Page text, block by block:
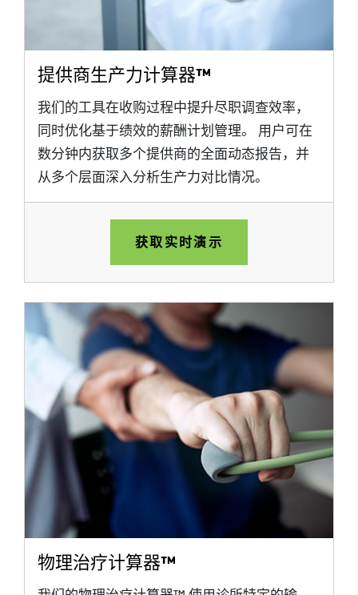
提供商生产力计算器™
我们的工具在收购过程中提升尽职调查效率，
同时优化基于绩效的薪酬计划管理。 用户可在
数分钟内获取多个提供商的全面动态报告，并
从多个层面深入分析生产力对比情况。
获取实时演示
物理治疗计算器™